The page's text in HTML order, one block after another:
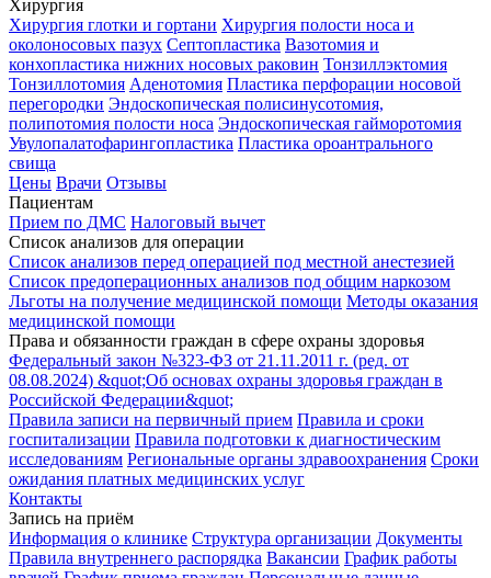
Хирургия
Хирургия глотки и гортани Хирургия полости носа и
околоносовых пазух Септопластика Вазотомия и
конхопластика нижних носовых раковин Тонзиллэктомия
Тонзиллотомия Аденотомия Пластика перфорации носовой
перегородки Эндоскопическая полисинусотомия,
полипотомия полости носа Эндоскопическая гайморотомия
Увулопалатофарингопластика Пластика ороантрального
свища
Цены Врачи Отзывы
Пациентам
Прием по ДМС Налоговый вычет
Список анализов для операции
Список анализов перед операцией под местной анестезией
Список предоперационных анализов под общим наркозом
Льготы на получение медицинской помощи Методы оказания
медицинской помощи
Права и обязанности граждан в сфере охраны здоровья
Федеральный закон №323-ФЗ от 21.11.2011 г. (ред. от
08.08.2024) &quot;Об основах охраны здоровья граждан в
Российской Федерации&quot;
Правила записи на первичный прием Правила и сроки
госпитализации Правила подготовки к диагностическим
исследованиям Региональные органы здравоохранения Сроки
ожидания платных медицинских услуг
Контакты
Запись на приём
Информация о клинике Структура организации Документы
Правила внутреннего распорядка Вакансии График работы